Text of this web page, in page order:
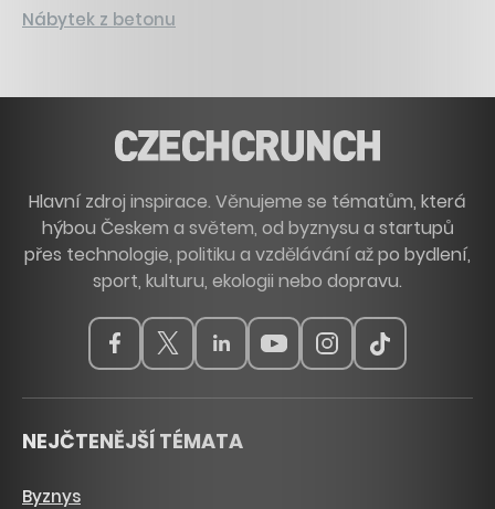
Nábytek z betonu
Hlavní zdroj inspirace. Věnujeme se tématům, která
hýbou Českem a světem, od byznysu a startupů
přes technologie, politiku a vzdělávání až po bydlení,
sport, kulturu, ekologii nebo dopravu.
NEJČTENĚJŠÍ TÉMATA
Byznys